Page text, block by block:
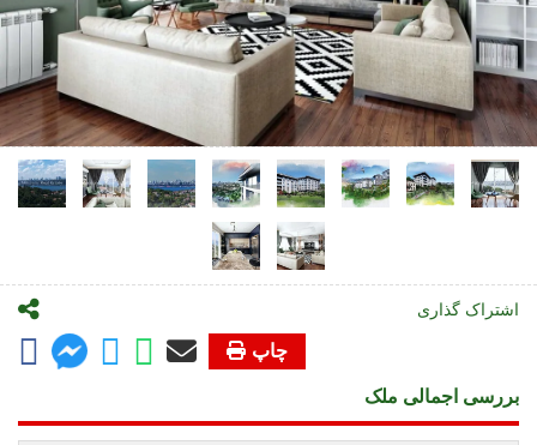
اشتراک گذاری
چاپ
بررسی اجمالی ملک